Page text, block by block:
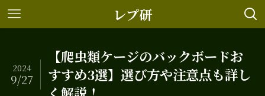
レプ研
【爬虫類ケージのバックボードお
すすめ3選】選び方や注意点も詳し
2024
9/27